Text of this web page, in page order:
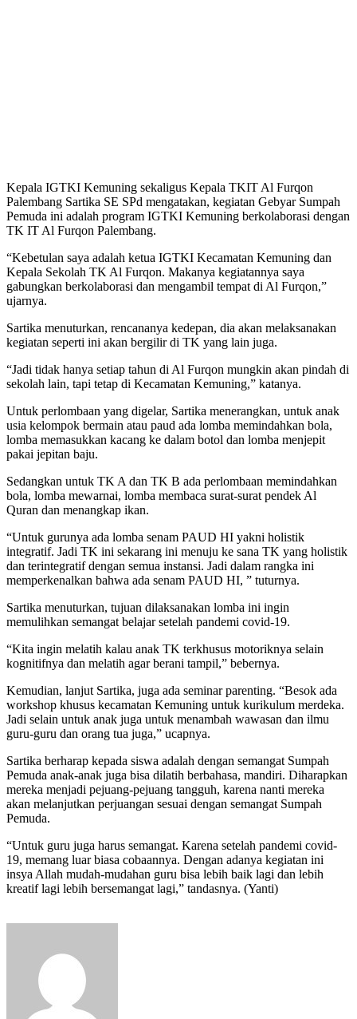
Kepala IGTKI Kemuning sekaligus Kepala TKIT Al Furqon
Palembang Sartika SE SPd mengatakan, kegiatan Gebyar Sumpah
Pemuda ini adalah program IGTKI Kemuning berkolaborasi dengan
TK IT Al Furqon Palembang.
“Kebetulan saya adalah ketua IGTKI Kecamatan Kemuning dan
Kepala Sekolah TK Al Furqon. Makanya kegiatannya saya
gabungkan berkolaborasi dan mengambil tempat di Al Furqon,”
ujarnya.
Sartika menuturkan, rencananya kedepan, dia akan melaksanakan
kegiatan seperti ini akan bergilir di TK yang lain juga.
“Jadi tidak hanya setiap tahun di Al Furqon mungkin akan pindah di
sekolah lain, tapi tetap di Kecamatan Kemuning,” katanya.
Untuk perlombaan yang digelar, Sartika menerangkan, untuk anak
usia kelompok bermain atau paud ada lomba memindahkan bola,
lomba memasukkan kacang ke dalam botol dan lomba menjepit
pakai jepitan baju.
Sedangkan untuk TK A dan TK B ada perlombaan memindahkan
bola, lomba mewarnai, lomba membaca surat-surat pendek Al
Quran dan menangkap ikan.
“Untuk gurunya ada lomba senam PAUD HI yakni holistik
integratif. Jadi TK ini sekarang ini menuju ke sana TK yang holistik
dan terintegratif dengan semua instansi. Jadi dalam rangka ini
memperkenalkan bahwa ada senam PAUD HI, ” tuturnya.
Sartika menuturkan, tujuan dilaksanakan lomba ini ingin
memulihkan semangat belajar setelah pandemi covid-19.
“Kita ingin melatih kalau anak TK terkhusus motoriknya selain
kognitifnya dan melatih agar berani tampil,” bebernya.
Kemudian, lanjut Sartika, juga ada seminar parenting. “Besok ada
workshop khusus kecamatan Kemuning untuk kurikulum merdeka.
Jadi selain untuk anak juga untuk menambah wawasan dan ilmu
guru-guru dan orang tua juga,” ucapnya.
Sartika berharap kepada siswa adalah dengan semangat Sumpah
Pemuda anak-anak juga bisa dilatih berbahasa, mandiri. Diharapkan
mereka menjadi pejuang-pejuang tangguh, karena nanti mereka
akan melanjutkan perjuangan sesuai dengan semangat Sumpah
Pemuda.
“Untuk guru juga harus semangat. Karena setelah pandemi covid-
19, memang luar biasa cobaannya. Dengan adanya kegiatan ini
insya Allah mudah-mudahan guru bisa lebih baik lagi dan lebih
kreatif lagi lebih bersemangat lagi,” tandasnya. (Yanti)